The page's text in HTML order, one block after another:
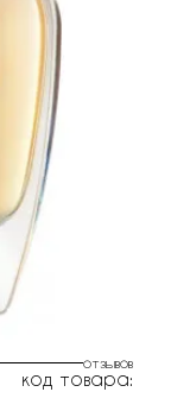
отзывов
код товара: